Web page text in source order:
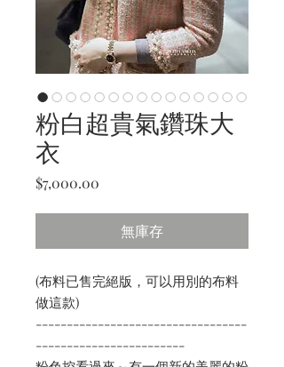
粉白超貴氣鑽珠大
衣
$7,000.00
無庫存
(布料已售完絕版，可以用別的布料
做這款)
----------------------------------
------------------------